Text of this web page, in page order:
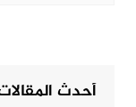
أحدث